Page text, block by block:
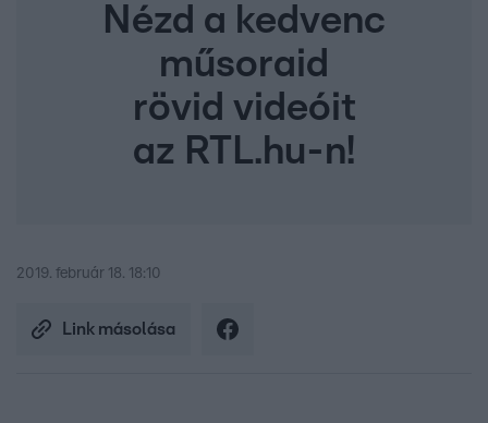
Nézd a kedvenc
műsoraid
rövid videóit
az RTL.hu-n!
2019. február 18. 18:10
Link másolása